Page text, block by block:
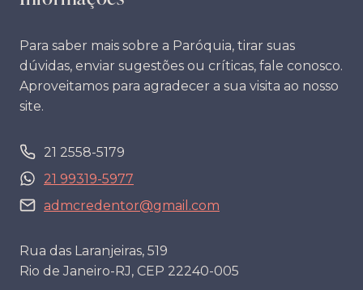
Para saber mais sobre a Paróquia, tirar suas
dúvidas, enviar sugestões ou críticas, fale conosco.
Aproveitamos para agradecer a sua visita ao nosso
site.
21 2558-5179
21 99319-5977
admcredentor@gmail.com
Rua das Laranjeiras, 519
Rio de Janeiro-RJ, CEP 22240-005